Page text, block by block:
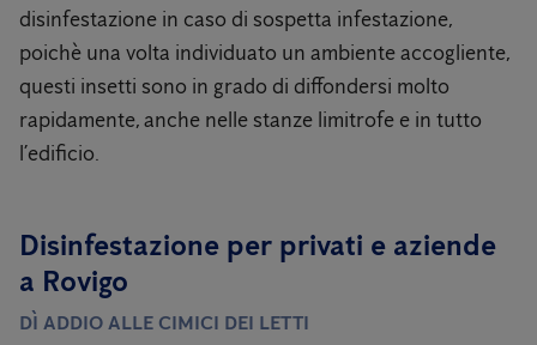
disinfestazione in caso di sospetta infestazione,
poichè una volta individuato un ambiente accogliente,
questi insetti sono in grado di diffondersi molto
rapidamente, anche nelle stanze limitrofe e in tutto
l’edificio.
Disinfestazione per privati ​​e aziende
a Rovigo
DÌ ADDIO ALLE CIMICI DEI LETTI